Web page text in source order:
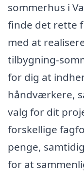
sommerhus i
finde det rette
med at
tilbygning-
for dig at
håndværkere,
valg for dit
forskellige
penge,
for at